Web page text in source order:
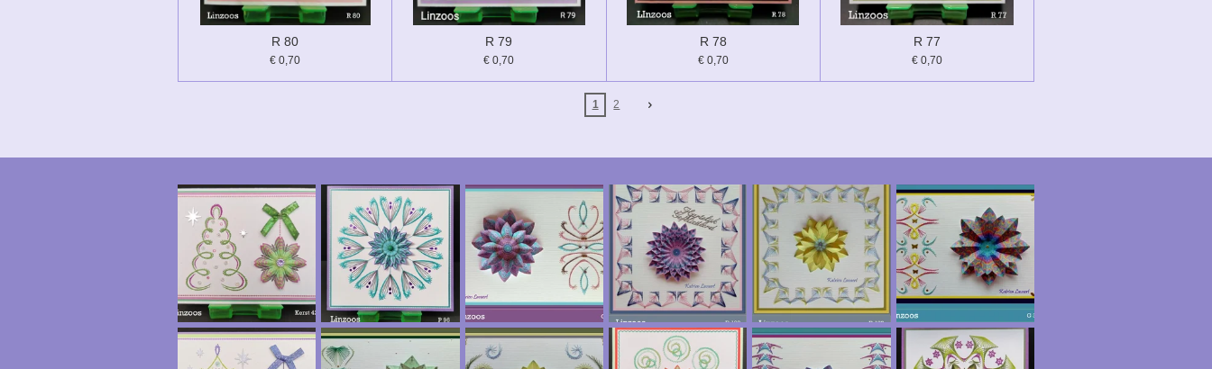
R 80
€ 0,70
R 79
€ 0,70
R 78
€ 0,70
R 77
€ 0,70
1 2